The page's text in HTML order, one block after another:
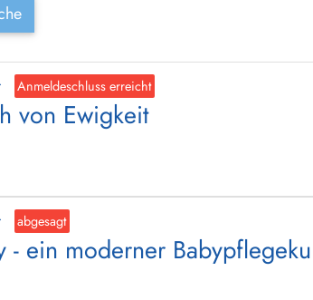
Anmeldeschluss erreicht
von Ewigkeit
abgesagt
- ein moderner